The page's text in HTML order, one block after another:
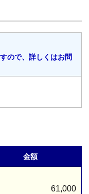
ので、詳しくはお問
金額
61,000